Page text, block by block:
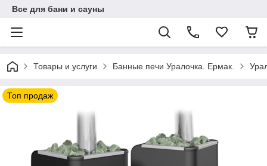
Все для бани и сауны
Товары и услуги Банные печи Уралочка. Ермак.
Топ продаж